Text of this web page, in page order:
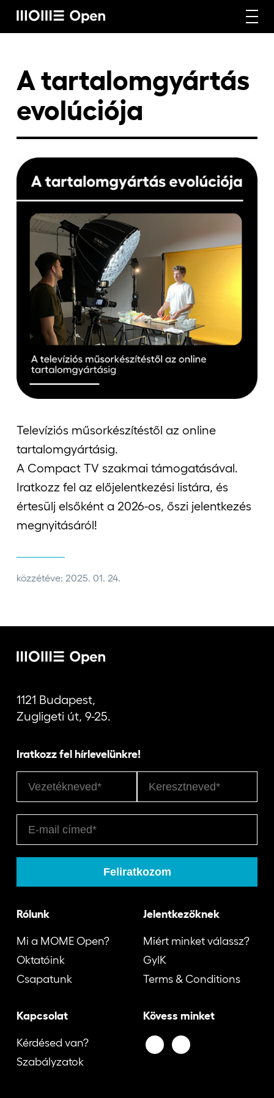
Képzéseink
Craft képzéseink
Hírek
Jelentkezőknek
Kapcsolat
A tartalomgyártás
evolúciója
Televíziós műsorkészítéstől az online
tartalomgyártásig.
A Compact TV szakmai támogatásával.
Iratkozz fel az előjelentkezési listára, és
értesülj elsőként a 2026-os, őszi jelentkezés
megnyitásáról!
közzétéve: 2025. 01. 24.
1121 Budapest,
Zugligeti út, 9-25.
Iratkozz fel hírlevelünkre!
Rólunk
Mi a MOME Open?
Oktatóink
Csapatunk
Jelentkezőknek
Miért minket válassz?
GyIK
Terms & Conditions
Kapcsolat
Kérdésed van?
Szabályzatok
Kövess minket